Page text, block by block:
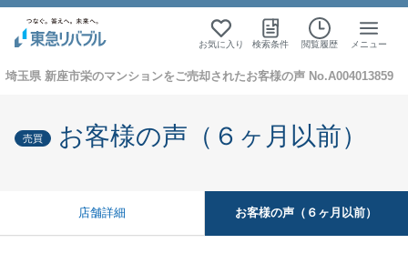
お気に入り 検索条件 閲覧履歴 メニュー
埼玉県 新座市栄のマンションをご売却されたお客様の声 No.A004013859
売買 お客様の声（６ヶ月以前）
店舗詳細 お客様の声（６ヶ月以前）